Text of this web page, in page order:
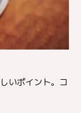
いポイント。コ